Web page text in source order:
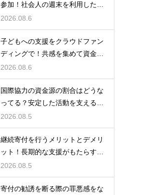
参加！社会人の週末を利用した社
会貢献
2026.08.6
子どもへの支援をクラウドファン
ディングで！共感を集めて資金を
調達する
2026.08.6
国際協力の資金源の割合はどうな
ってる？安定した活動を支えるお
金の裏側
2026.08.5
継続寄付を行うメリットとデメリ
ット！長期的な支援がもたらす影
響を徹底解説
2026.08.5
寄付の勧誘を断る際の罪悪感をな